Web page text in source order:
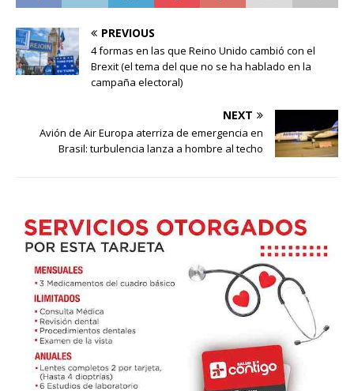
PREVIOUS
4 formas en las que Reino Unido cambió con el
Brexit (el tema del que no se ha hablado en la
campaña electoral)
NEXT
Avión de Air Europa aterriza de emergencia en
Brasil: turbulencia lanza a hombre al techo